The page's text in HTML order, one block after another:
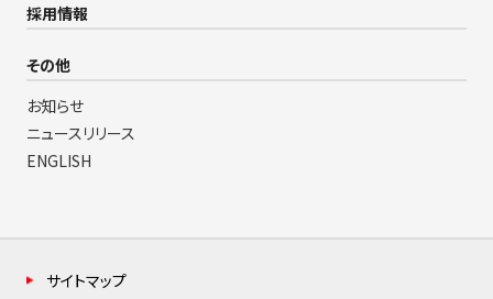
採用情報
その他
お知らせ
ニュースリリース
ENGLISH
サイトマップ